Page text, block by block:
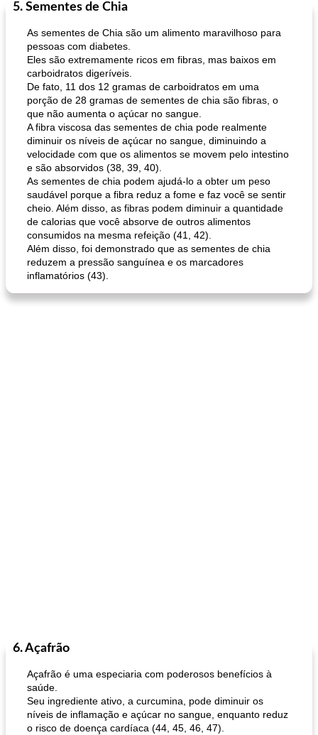
1470
Feriados e Eventos
queijo festivo mergulho 'slaw' perfurador de romã temperada
5. Sementes de Chia
As sementes de Chia são um alimento maravilhoso para
pessoas com diabetes.
Eles são extremamente ricos em fibras, mas baixos em
carboidratos digeríveis.
De fato, 11 dos 12 gramas de carboidratos em uma
porção de 28 gramas de sementes de chia são fibras, o
que não aumenta o açúcar no sangue.
A fibra viscosa das sementes de chia pode realmente
diminuir os níveis de açúcar no sangue, diminuindo a
velocidade com que os alimentos se movem pelo intestino
e são absorvidos (38, 39, 40).
As sementes de chia podem ajudá-lo a obter um peso
saudável porque a fibra reduz a fome e faz você se sentir
cheio. Além disso, as fibras podem diminuir a quantidade
de calorias que você absorve de outros alimentos
consumidos na mesma refeição (41, 42).
Além disso, foi demonstrado que as sementes de chia
reduzem a pressão sanguínea e os marcadores
inflamatórios (43).
6. Açafrão
Açafrão é uma especiaria com poderosos benefícios à
saúde.
Seu ingrediente ativo, a curcumina, pode diminuir os
níveis de inflamação e açúcar no sangue, enquanto reduz
o risco de doença cardíaca (44, 45, 46, 47).